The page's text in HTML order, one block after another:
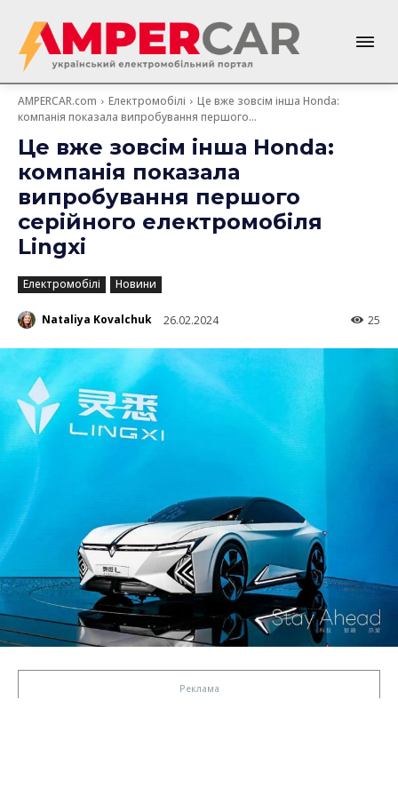
AMPERCAR.com Електромобілі
Це вже зовсім інша Honda:
компанія показала випробування першого...
Це вже зовсім інша Honda:
компанія показала
випробування першого
серійного електромобіля
Lingxi
Електромобілі Новини
Nataliya Kovalchuk 26.02.2024 25